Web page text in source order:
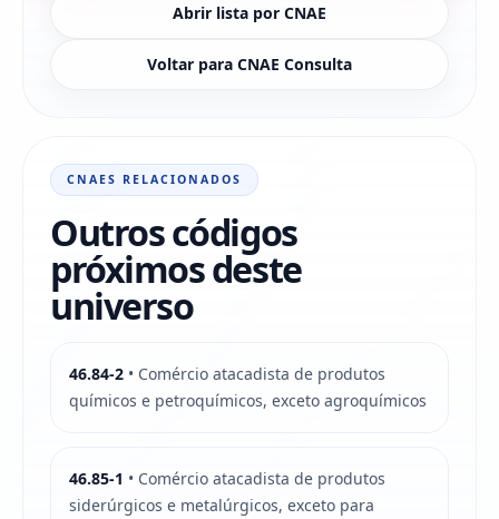
Abrir lista por CNAE
Voltar para CNAE Consulta
CNAES RELACIONADOS
Outros códigos
próximos deste
universo
46.84-2 • Comércio atacadista de produtos
químicos e petroquímicos, exceto agroquímicos
46.85-1 • Comércio atacadista de produtos
siderúrgicos e metalúrgicos, exceto para